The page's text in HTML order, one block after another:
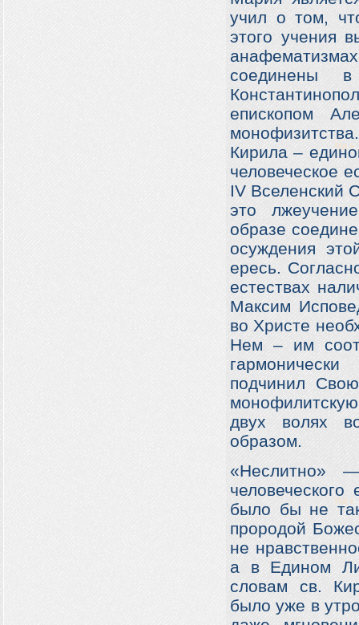
учил о том,
этого учения
соединены в
епископом
Кирила –
человеческое
IVВселенский
это
образе
осуждения
ересь.
естествах
Максим
во Христе
Нем – им
подчинил
двух волях
образом.
«Неслитно»
было бы не
прородой
не
а в Едином
словам св.
было уже в